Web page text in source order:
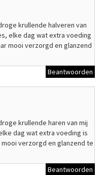
krullende halveren van
elke dag wat extra voeding
mooi verzorgd en glanzend
Beantwoorden
krullende haren van mij
dag wat extra voeding is
verzorgd en glanzend te
Beantwoorden